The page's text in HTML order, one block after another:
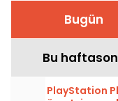
Bugün
Bu
PlayStation